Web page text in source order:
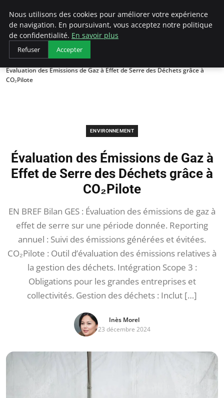
Arcticclimateemergency
Accueil
Environnement
Évaluation des Émissions de Gaz à Effet de Serre des Déchets grâce à
CO₂Pilote
ENVIRONNEMENT
Évaluation des Émissions de Gaz à
Effet de Serre des Déchets grâce à
CO₂Pilote
EN BREF Bilan GES : Évaluation des émissions de gaz à
effet de serre sur une période donnée. Reporting
annuel : Suivi des émissions générées et évitées.
CO₂Pilote : Outil d’évaluation des émissions relatives à
la gestion des déchets. Intégration Scope 3 :
Obligations pour les grandes entreprises et
collectivités. Gestion des déchets : Inclut […]
Inès Morel
23 décembre 2024
Nous utilisons des cookies pour améliorer votre expérience
de navigation. En poursuivant, vous acceptez notre politique
de confidentialité. En savoir plus
Refuser Accepter